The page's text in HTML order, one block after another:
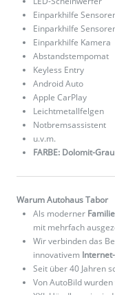
Einparkhilfe
Einparkhilfe
Einparkhilfe Kamera
Abstandstempomat
Keyless Entry
Android Auto
Apple CarPlay
Leichtmetallfelgen
Notbremsassistent
u.v.m.
FARBE: Dolomit-Grau
Warum Autohaus Tabor
Als moderner
mit mehrfach
Wir verbinden das
innovativem
Seit über 40 Jahren
Von AutoBild